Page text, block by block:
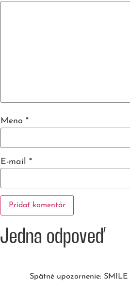
Jedna odpoveď
Spätné upozornenie:
Meno *
E-mail *